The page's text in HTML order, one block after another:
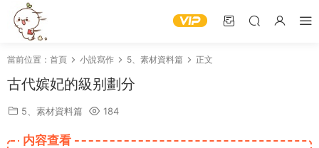
當前位置： 首頁 小說寫作 5、素材資料篇 正文
古代嫔妃的級别劃分
5、素材資料篇 184
内容查看